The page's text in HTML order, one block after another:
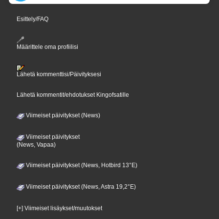
Esittely/FAQ
Määrittele oma profiilisi
Lähetä kommenttisi/Päivityksesi
Lähetä kommentit/ehdotukset Kingofsatille
Viimeiset päivitykset (News)
Viimeiset päivitykset
(News, Vapaa)
Viimeiset päivitykset (News, Hotbird 13°E)
Viimeiset päivitykset (News, Astra 19,2°E)
[+] Viimeiset lisäykset/muutokset